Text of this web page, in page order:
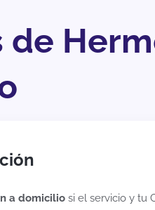
de
a domicilio si el servicio y tu